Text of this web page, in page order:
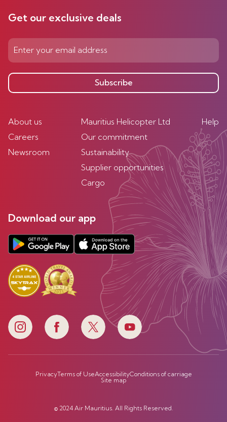
Get our exclusive deals
Subscribe
About us
Careers
Newsroom
Mauritius Helicopter Ltd
Our commitment
Sustainability
Supplier opportunities
Cargo
Help
Download our app
PrivacyTerms of UseAccessibilityConditions of carriage
Site map
© 2024 Air Mauritius. All Rights Reserved.